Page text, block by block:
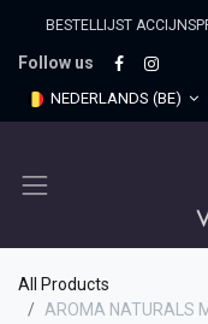
BESTELLIJST
Follow us
NEDERLANDS (BE)
All Products
AROMA NATURALS